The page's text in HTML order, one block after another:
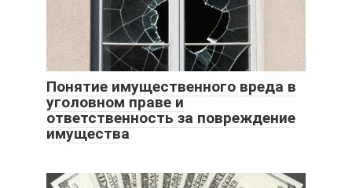
Понятие имущественного вреда в
уголовном праве и
ответственность за повреждение
имущества